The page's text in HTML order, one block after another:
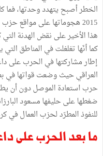
الخطرأصبح يتهددوحدتها،فما
2015هجوماتهاعلىمواقعحزب
هذا الأخيرعلى نقض الهدنة التي
كماأنّها تغلغلتفي المناطق التي
إطارمشاركتهافي الحربعلى
العراقيحيثوضعتقواتهافي
حرب استعادة الموصلدونأن
ضغطهاعلىحليفهامسعود
للنفوذالمطرّدلحزب العمالفي
ما بعد الحرب على